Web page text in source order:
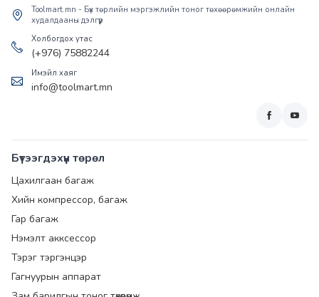
Toolmart.mn - Бүх төрлийн мэргэжлийн тоног төхөөрөмжийн онлайн
худалдааны дэлгүүр
Холбогдох утас
(+976) 75882244
Имэйл хаяг
info@toolmart.mn
Бүтээгдэхүүн төрөл
Цахилгаан багаж
Хийн компрессор, багаж
Гар багаж
Нэмэлт акксессор
Тэрэг тэргэнцэр
Гагнуурын аппарат